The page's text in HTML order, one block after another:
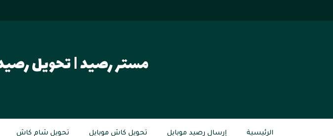
مستر رصيد | تحويل
الرئيسية إرسال رصيد موبايل تحويل كاش موبايل تحويل شام كاش